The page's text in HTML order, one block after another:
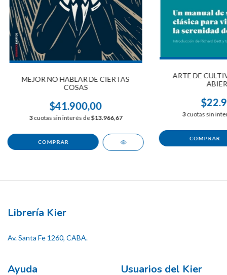
MEJOR NO HABLAR DE CIERTAS
COSAS
$41.900,00
3cuotas sin interés de$13.966,67
ARTE DE
3cuotas sin
Librería Kier
Av. Santa Fe 1260, CABA.
Ayuda Usuarios del Kier